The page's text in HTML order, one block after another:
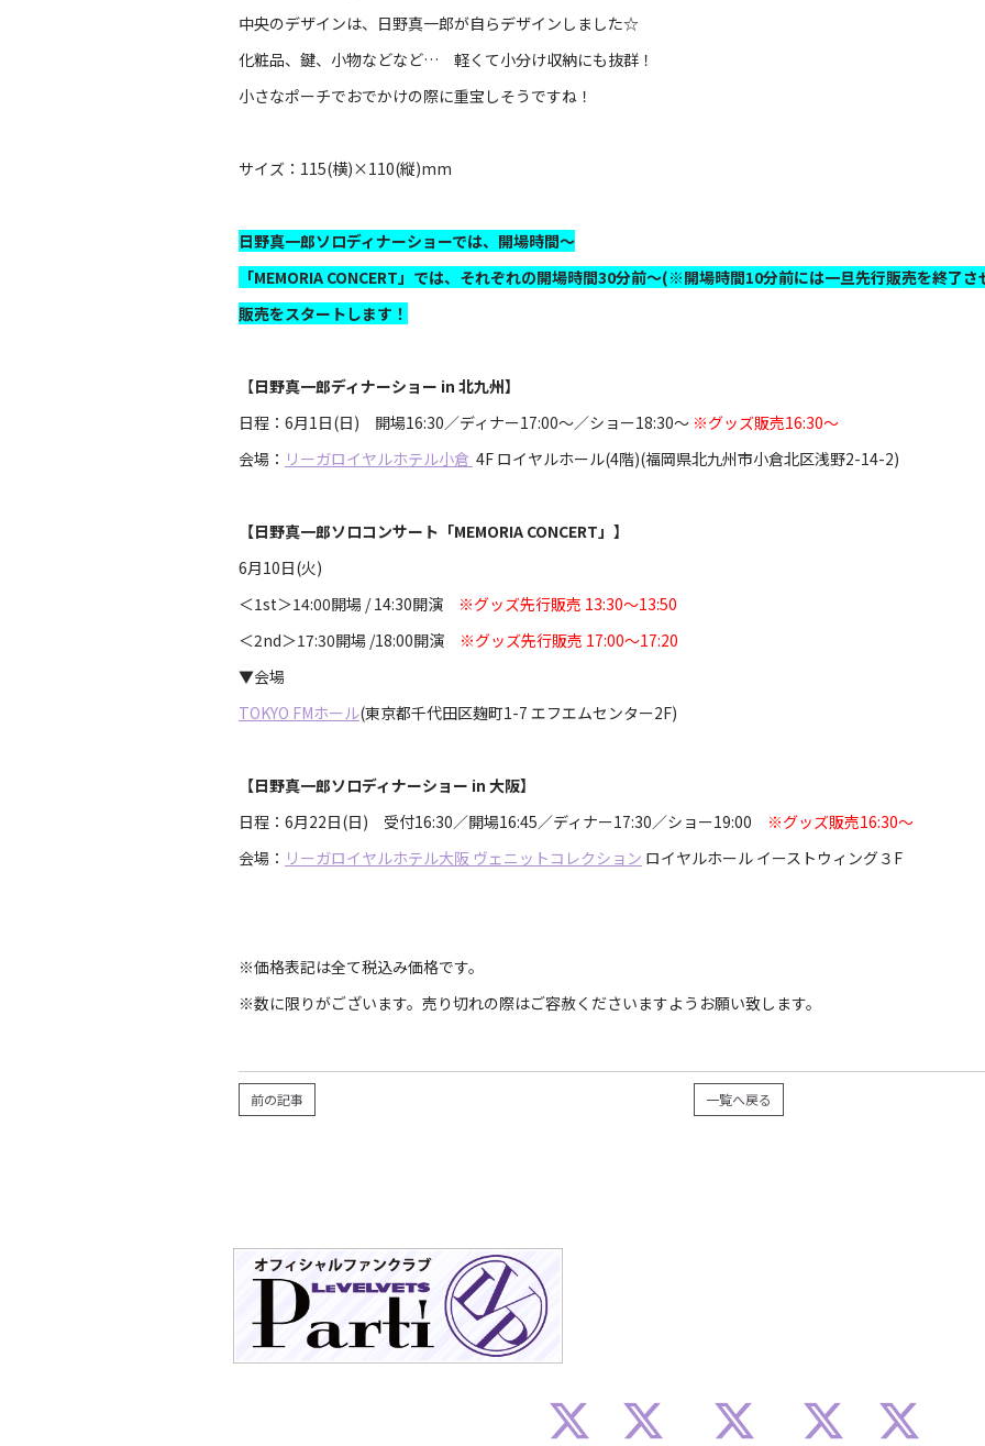
中央のデザインは、日野真一郎が自らデザインしました☆
化粧品、鍵、小物などなど… 軽くて小分け収納にも抜群！
小さなポーチでおでかけの際に重宝しそうですね！
サイズ：115(横)×110(縦)mm
日野真一郎ソロディナーショーでは、開場時間～
「MEMORIA CONCERT」では、それぞれの開場時間30分前～(※開場時間10分前には一旦先行販売を終了
販売をスタートします！
【日野真一郎ディナーショー in 北九州】
日程：6月1日(日) 開場16:30／ディナー17:00～／ショー18:30～ ※グッズ販売16:30～
会場： リーガロイヤルホテル小倉 4F ロイヤルホール(4階)(福岡県北九州市小倉北区浅野2-14-2)
【日野真一郎ソロコンサート「MEMORIA CONCERT」】
6月10日(火)
＜1st＞14:00開場 / 14:30開演 ※グッズ先行販売 13:30～13:50
＜2nd＞17:30開場 /18:00開演 ※グッズ先行販売 17:00～17:20
▼会場
TOKYO FMホール(東京都千代田区麹町1-7 エフエムセンター2F)
【日野真一郎ソロディナーショー in 大阪】
日程：6月22日(日) 受付16:30／開場16:45／ディナー17:30／ショー19:00 ※グッズ販売16:30～
会場： リーガロイヤルホテル大阪 ヴェニットコレクション ロイヤルホール イーストウィング３F
※価格表記は全て税込み価格です。
※数に限りがございます。売り切れの際はご容赦くださいますようお願い致します。
一覧へ戻る
前の記事